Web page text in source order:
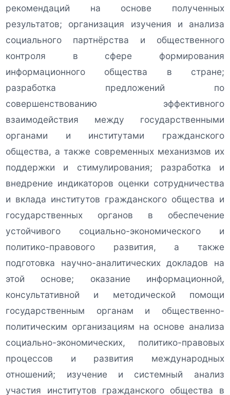
рекомендаций на основе полученных
результатов; организация изучения и анализа
социального партнёрства и общественного
контроля в сфере формирования
информационного общества в стране;
разработка предложений по
совершенствованию эффективного
взаимодействия между государственными
органами и институтами гражданского
общества, а также современных механизмов их
поддержки и стимулирования; разработка и
внедрение индикаторов оценки сотрудничества
и вклада институтов гражданского общества и
государственных органов в обеспечение
устойчивого социально-экономического и
политико-правового развития, а также
подготовка научно-аналитических докладов на
этой основе; оказание информационной,
консультативной и методической помощи
государственным органам и общественно-
политическим организациям на основе анализа
социально-экономических, политико-правовых
процессов и развития международных
отношений; изучение и системный анализ
участия институтов гражданского общества в